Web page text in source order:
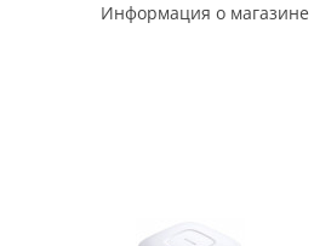
Информация о магазине